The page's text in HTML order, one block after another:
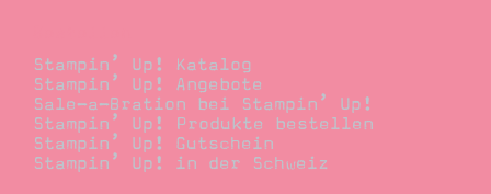
Stampin’ Up! Katalog
Stampin’ Up! Angebote
Sale-a-Bration bei Stampin’ Up!
Stampin’ Up! Produkte bestellen
Stampin’ Up! Gutschein
Stampin’ Up! in der Schweiz